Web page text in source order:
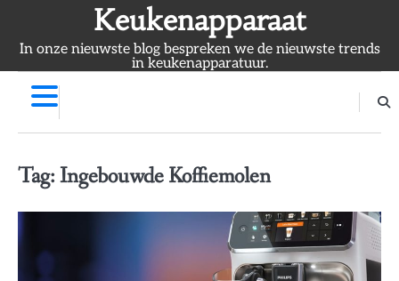
content
Keukenapparaat
In onze nieuwste blog bespreken we de nieuwste trends
in keukenapparatuur.
Tag:Ingebouwde Koffiemolen